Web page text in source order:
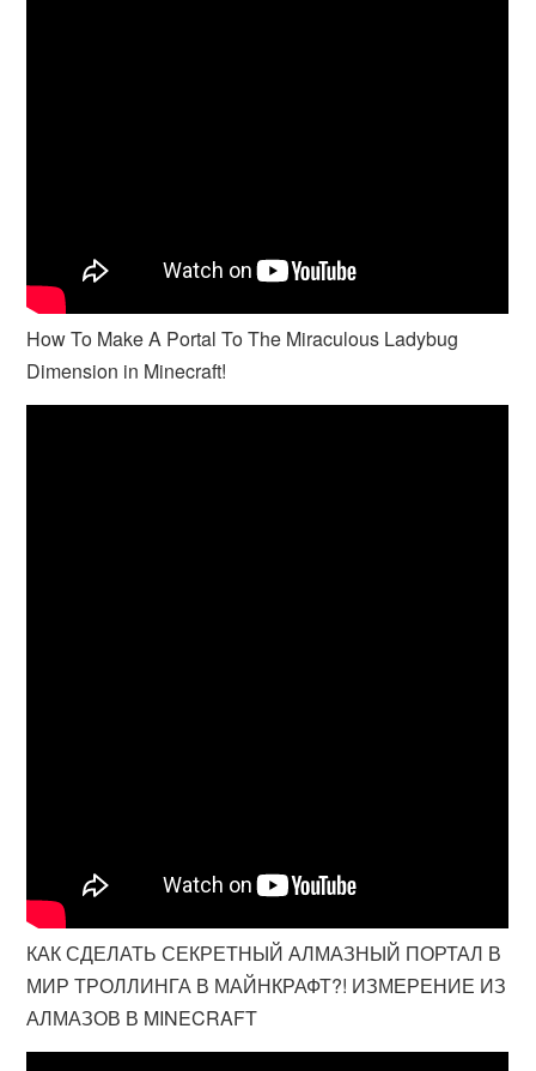
How To Make A Portal To The Miraculous Ladybug
Dimension in Minecraft!
КАК СДЕЛАТЬ СЕКРЕТНЫЙ АЛМАЗНЫЙ ПОРТАЛ В
МИР ТРОЛЛИНГА В МАЙНКРАФТ?! ИЗМЕРЕНИЕ ИЗ
АЛМАЗОВ В MINECRAFT